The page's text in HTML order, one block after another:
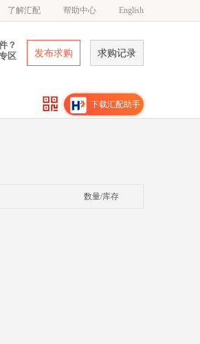
了解汇配 帮助中心 English
？
区
发布求购 求购记录
下载汇配助手
数量/库存